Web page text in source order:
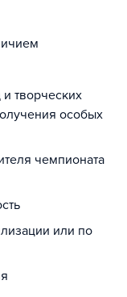
творческих
особых
чемпионата
или по